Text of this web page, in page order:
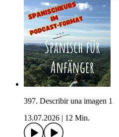
397. Describir una imagen 1
13.07.2026
12 Min.